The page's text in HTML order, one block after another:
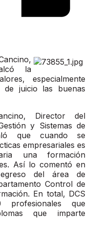
la
especialmente
juicio las buenas
Director del
y Sistemas de
que cuando se
empresariales es
una formación
Así lo comentó en
del área de
Control de
En total, DCS
que
que imparte